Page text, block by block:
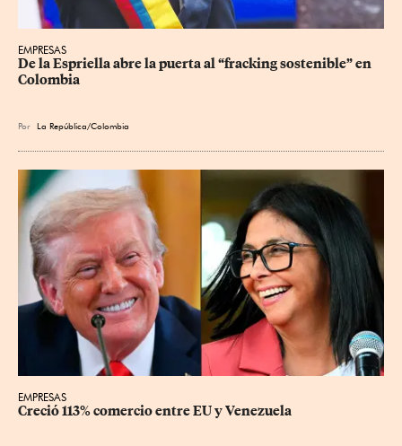
EMPRESAS
De la Espriella abre la puerta al “fracking sostenible” en
Colombia
Por La República/Colombia
EMPRESAS
Creció 113% comercio entre EU y Venezuela